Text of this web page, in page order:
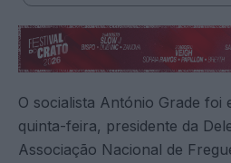
O socialista António Grade foi
quinta-feira, presidente da
Associação Nacional de